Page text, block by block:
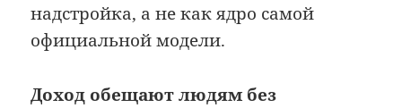
надстройка, а не как ядро самой
официальной модели.
Доход обещают людям без